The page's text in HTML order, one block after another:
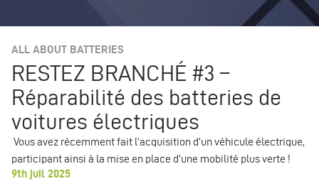
ALL ABOUT BATTERIES
RESTEZ BRANCHÉ #3 –
Réparabilité des batteries de
voitures électriques
Vous avez récemment fait l’acquisition d’un véhicule électrique,
participant ainsi à la mise en place d’une mobilité plus verte !
9th juil 2025